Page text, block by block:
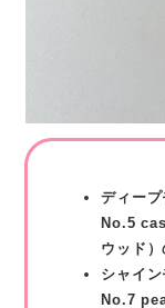
ディー
No.5
ウッド）
シャイ
No.7